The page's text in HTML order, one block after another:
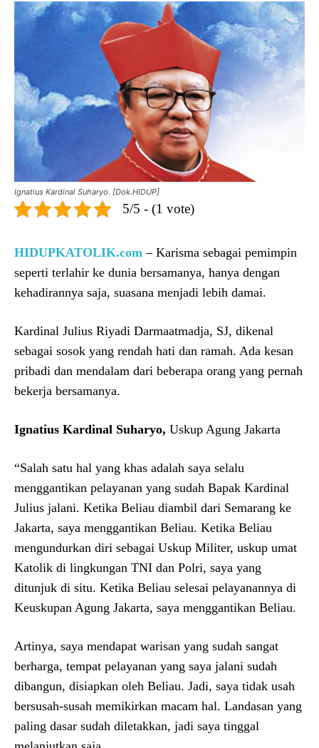
Ignatius Kardinal Suharyo. [Dok.HIDUP]
5/5 - (1 vote)
HIDUPKATOLIK.com – Karisma sebagai pemimpin
seperti terlahir ke dunia bersamanya, hanya dengan
kehadirannya saja, suasana menjadi lebih damai.
Kardinal Julius Riyadi Darmaatmadja, SJ, dikenal
sebagai sosok yang rendah hati dan ramah. Ada kesan
pribadi dan mendalam dari beberapa orang yang pernah
bekerja bersamanya.
Ignatius Kardinal Suharyo, Uskup Agung Jakarta
“Salah satu hal yang khas adalah saya selalu
menggantikan pelayanan yang sudah Bapak Kardinal
Julius jalani. Ketika Beliau diambil dari Semarang ke
Jakarta, saya menggantikan Beliau. Ketika Beliau
mengundurkan diri sebagai Uskup Militer, uskup umat
Katolik di lingkungan TNI dan Polri, saya yang
ditunjuk di situ. Ketika Beliau selesai pelayanannya di
Keuskupan Agung Jakarta, saya menggantikan Beliau.
Artinya, saya mendapat warisan yang sudah sangat
berharga, tempat pelayanan yang saya jalani sudah
dibangun, disiapkan oleh Beliau. Jadi, saya tidak usah
bersusah-susah memikirkan macam hal. Landasan yang
paling dasar sudah diletakkan, jadi saya tinggal